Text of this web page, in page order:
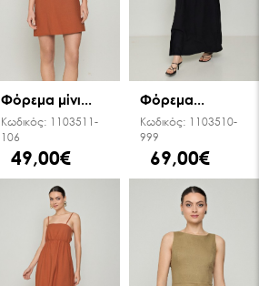
Φόρεμα μίνι...
Κωδικός: 1103511-
106
49,00€
Φόρεμα...
Κωδικός: 1103510-
999
69,00€